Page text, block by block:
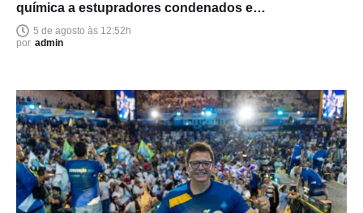
química a estupradores condenados e
endurecimento das leis
5 de agosto às 12:52h
por admin